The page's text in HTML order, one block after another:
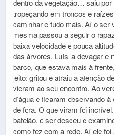
dentro da vegetação… saiu por
tropeçando em troncos e
caminhar e tudo mais. Aí o ser
mesma passou a seguir o
baixa velocidade e pouca
das árvores. Luís ia devagar e
barco, que estava mais à
jeito: gritou e atraiu a atenção
vieram ao seu encontro. Ao
d’água e ficaram observando
de fora. O que viram foi
batelão, o ser desceu e
como fez com a rede. Aí ele foi